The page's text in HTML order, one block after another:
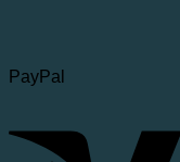
PayPal